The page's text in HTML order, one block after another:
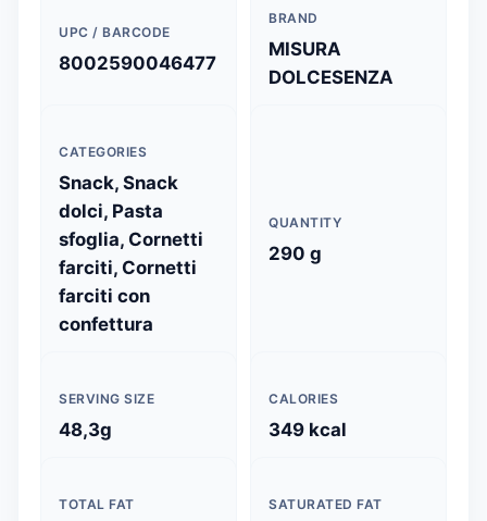
UPC / BARCODE
8002590046477
BRAND
MISURA
DOLCESENZA
CATEGORIES
Snack, Snack
dolci, Pasta
sfoglia, Cornetti
farciti, Cornetti
farciti con
confettura
QUANTITY
290 g
SERVING SIZE
48,3g
CALORIES
349 kcal
TOTAL FAT SATURATED FAT